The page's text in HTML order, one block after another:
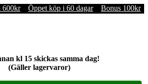
600kr Öppet köp i 60 dagar Bonus 100kr
kl 15 skickas samma dag!
(Gäller lagervaror)